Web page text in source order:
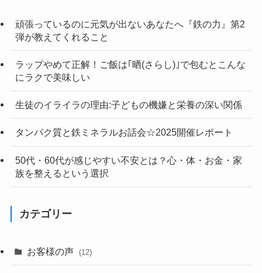
頑張っているのに元気が出ないあなたへ『鉄の力』第2
弾が教えてくれること
ラップやめて正解！ご飯は｢晒(さらし)｣で包むとこんな
にラクで美味しい
生徒のイライラの理由:子どもの機嫌と栄養の深い関係
タンパク質と鉄ミネラルお話会☆2025開催レポート
50代・60代が感じやすい不安とは？心・体・お金・家
族を整えるという選択
カテゴリー
お客様の声 (12)